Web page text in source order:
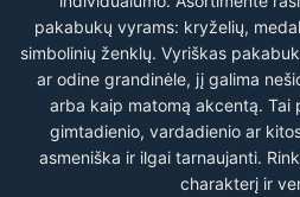
pakabukų vyrams: kryželių,
simbolinių ženklų. Vyriškas
ar odine grandinėle, jį galima
arba kaip matomą akcentą. Tai
gimtadienio, vardadienio ar
asmeniška ir ilgai tarnaujanti.
charakterį ir